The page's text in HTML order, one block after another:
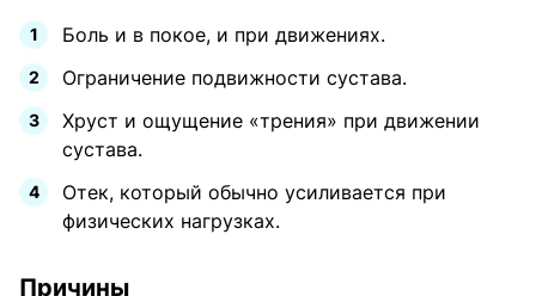
Боль и в покое, и при движениях.
Ограничение подвижности сустава.
Хруст и ощущение «трения» при движении
сустава.
Отек, который обычно усиливается при
физических нагрузках.
Причины